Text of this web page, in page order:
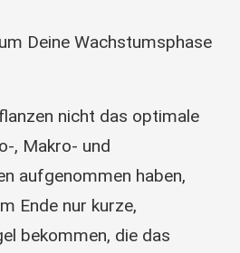
Deine Wachstumsphase
nicht das optimale
, Makro- und
aufgenommen haben,
Ende nur kurze,
bekommen, die das